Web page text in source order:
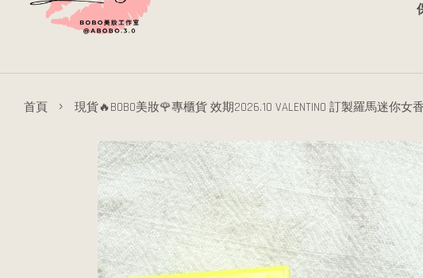
首頁 › 現貨🔥BOBO美妝🌹專櫃貨 效期2026.10 VALENTINO 訂製羅馬迷你女